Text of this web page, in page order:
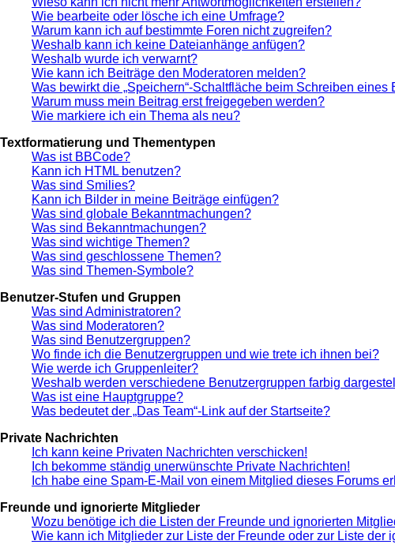
Wie bearbeite oder lösche ich eine Umfrage?
Warum kann ich auf bestimmte Foren nicht zugreifen?
Weshalb kann ich keine Dateianhänge anfügen?
Weshalb wurde ich verwarnt?
Wie kann ich Beiträge den Moderatoren melden?
Was bewirkt die „Speichern“-Schaltfläche beim Schreiben eines
Warum muss mein Beitrag erst freigegeben werden?
Wie markiere ich ein Thema als neu?
Textformatierung und Thementypen
Was ist BBCode?
Kann ich HTML benutzen?
Was sind Smilies?
Kann ich Bilder in meine Beiträge einfügen?
Was sind globale Bekanntmachungen?
Was sind Bekanntmachungen?
Was sind wichtige Themen?
Was sind geschlossene Themen?
Was sind Themen-Symbole?
Benutzer-Stufen und Gruppen
Was sind Administratoren?
Was sind Moderatoren?
Was sind Benutzergruppen?
Wo finde ich die Benutzergruppen und wie trete ich ihnen bei?
Wie werde ich Gruppenleiter?
Weshalb werden verschiedene Benutzergruppen farbig
Was ist eine Hauptgruppe?
Was bedeutet der „Das Team“-Link auf der Startseite?
Private Nachrichten
Ich kann keine Privaten Nachrichten verschicken!
Ich bekomme ständig unerwünschte Private Nachrichten!
Ich habe eine Spam-E-Mail von einem Mitglied dieses Forums
Freunde und ignorierte Mitglieder
Wozu benötige ich die Listen der Freunde und ignorierten
Wie kann ich Mitglieder zur Liste der Freunde oder zur Liste